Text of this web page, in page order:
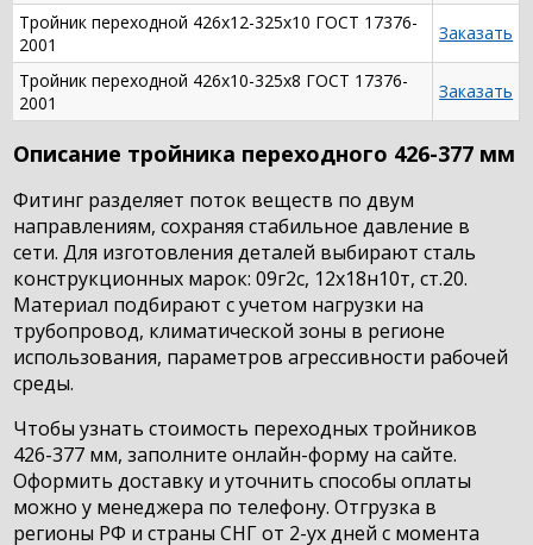
Тройник переходной 426х12-325х10 ГОСТ 17376-
2001
Заказать
Тройник переходной 426х10-325х8 ГОСТ 17376-
2001
Заказать
Описание тройника переходного 426-377 мм
Фитинг разделяет поток веществ по двум
направлениям, сохраняя стабильное давление в
сети. Для изготовления деталей выбирают сталь
конструкционных марок: 09г2с, 12х18н10т, ст.20.
Материал подбирают с учетом нагрузки на
трубопровод, климатической зоны в регионе
использования, параметров агрессивности рабочей
среды.
Чтобы узнать стоимость переходных тройников
426-377 мм, заполните онлайн-форму на сайте.
Оформить доставку и уточнить способы оплаты
можно у менеджера по телефону. Отгрузка в
регионы РФ и страны СНГ от 2-ух дней с момента